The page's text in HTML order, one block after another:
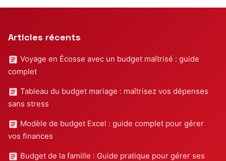
Articles récents
Voyage en Écosse avec un budget maîtrisé : guide
complet
Tableau du budget mariage : maîtrisez vos dépenses
sans stress
Modèle de budget Excel : guide complet pour gérer
vos finances
Budget de la famille : Guide pratique pour gérer ses